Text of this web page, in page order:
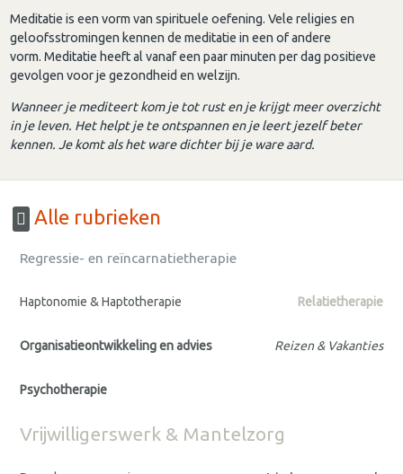
Meditatie is een vorm van spirituele oefening. Vele religies en
geloofsstromingen kennen de meditatie in een of andere
vorm. Meditatie heeft al vanaf een paar minuten per dag positieve
gevolgen voor je gezondheid en welzijn.
Wanneer je mediteert kom je tot rust en je krijgt meer overzicht
in je leven. Het helpt je te ontspannen en je leert jezelf beter
kennen. Je komt als het ware dichter bij je ware aard.
Alle rubrieken
Regressie- en reïncarnatietherapie
Haptonomie & Haptotherapie Relatietherapie
Organisatieontwikkeling en advies Reizen & Vakanties
Psychotherapie
Vrijwilligerswerk & Mantelzorg